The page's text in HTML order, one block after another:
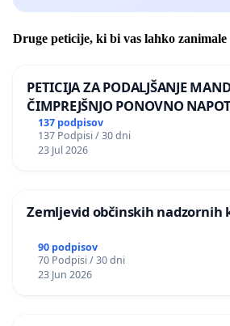
Druge peticije, ki bi vas lahko zanimale
PETICIJA ZA PODALJŠANJE
ČIMPREJŠNJO PONOVNO
BERNARDA ŠRAJNERJA NA
REPUBLIKE SLOVENIJE V MOSKVI
137 podpisov
137 Podpisi / 30 dni
23 Jul 2026
Zemljevid občinskih nadzornih
90 podpisov
70 Podpisi / 30 dni
23 Jun 2026